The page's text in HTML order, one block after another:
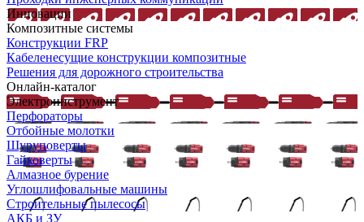
Инновации
Композитные системы
Конструкции FRP
Кабеленесущие конструкции композитные
Решения для дорожного строительства
Онлайн-каталог
Электроинструмент
Перфораторы
Отбойные молотки
Шуруповерты
Гайковерты
Алмазное бурение
Углошлифовальные машины
Строительные пылесосы
АКБ и ЗУ